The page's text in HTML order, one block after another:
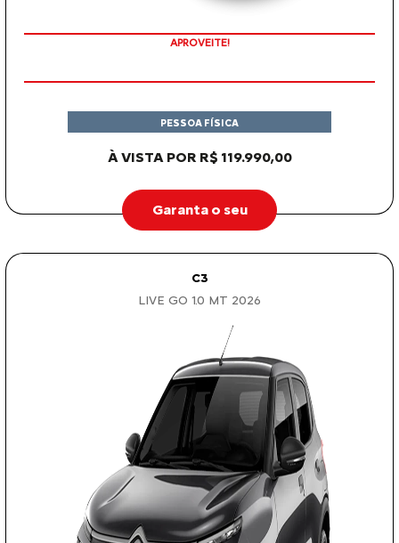
APROVEITE!
À VISTA POR R$ 119.990,00
PESSOA FÍSICA
Garanta o seu
C3
LIVE GO 1.0 MT 2026